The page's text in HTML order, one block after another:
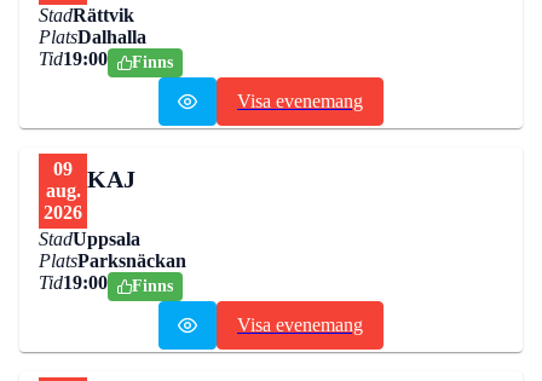
StadRättvik
PlatsDalhalla
Tid19:00 Finns
Visa evenemang
09
aug.
2026
KAJ
StadUppsala
PlatsParksnäckan
Tid19:00 Finns
Visa evenemang